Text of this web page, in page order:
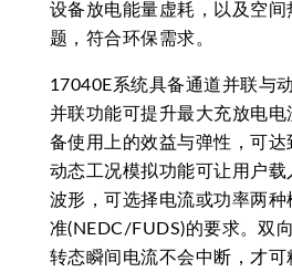
设备放电能量虚耗，以及空间
题，符合环保需求。
17040E系统具备通道并联与
并联功能可提升最大充放电
备使用上的效益与弹性，可达
动态工况模拟功能可让用户
波形，可选择电流或功率两
准(NEDC/FUDS)的要求。双
转态瞬间电流不会中断，才可